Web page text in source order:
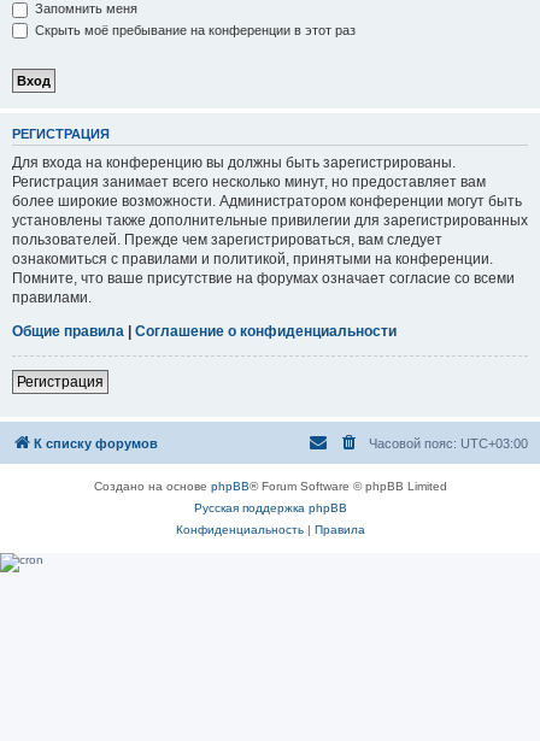
Запомнить меня
Скрыть моё пребывание на конференции в этот раз
РЕГИСТРАЦИЯ
Для входа на конференцию вы должны быть зарегистрированы.
Регистрация занимает всего несколько минут, но предоставляет вам
более широкие возможности. Администратором конференции могут быть
установлены также дополнительные привилегии для зарегистрированных
пользователей. Прежде чем зарегистрироваться, вам следует
ознакомиться с правилами и политикой, принятыми на конференции.
Помните, что ваше присутствие на форумах означает согласие со всеми
правилами.
Общие правила | Соглашение о конфиденциальности
Регистрация
К списку форумов Часовой пояс: UTC+03:00
Создано на основе phpBB® Forum Software © phpBB Limited
Русская поддержка phpBB
Конфиденциальность| Правила